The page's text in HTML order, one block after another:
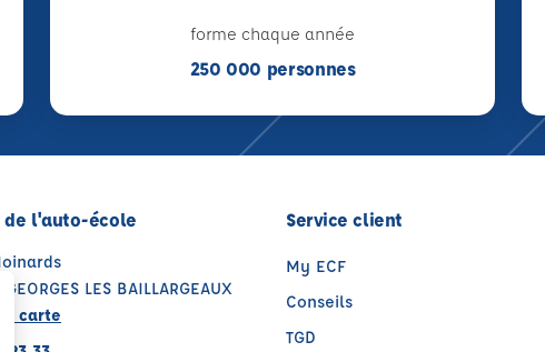
forme chaque année
250 000 personnes
de l'auto-école
GEORGES LES BAILLARGEAUX
carte
Service client
My ECF
Conseils
TGD